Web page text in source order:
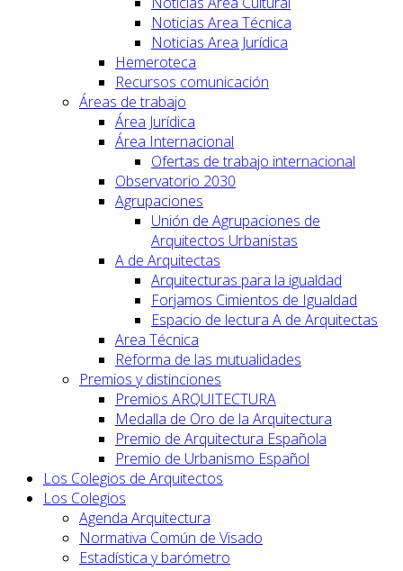
Noticias Area Técnica
Noticias Area Jurídica
Hemeroteca
Recursos comunicación
Áreas de trabajo
Área Jurídica
Área Internacional
Ofertas de trabajo internacional
Observatorio 2030
Agrupaciones
Unión de Agrupaciones de
Arquitectos Urbanistas
A de Arquitectas
Arquitecturas para la igualdad
Forjamos Cimientos de Igualdad
Espacio de lectura A de Arquitectas
Area Técnica
Reforma de las mutualidades
Premios y distinciones
Premios ARQUITECTURA
Medalla de Oro de la Arquitectura
Premio de Arquitectura Española
Premio de Urbanismo Español
Los Colegios de Arquitectos
Los Colegios
Agenda Arquitectura
Normativa Común de Visado
Estadística y barómetro